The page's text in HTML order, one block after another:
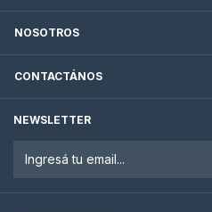
NOSOTROS
CONTACTÁNOS
NEWSLETTER